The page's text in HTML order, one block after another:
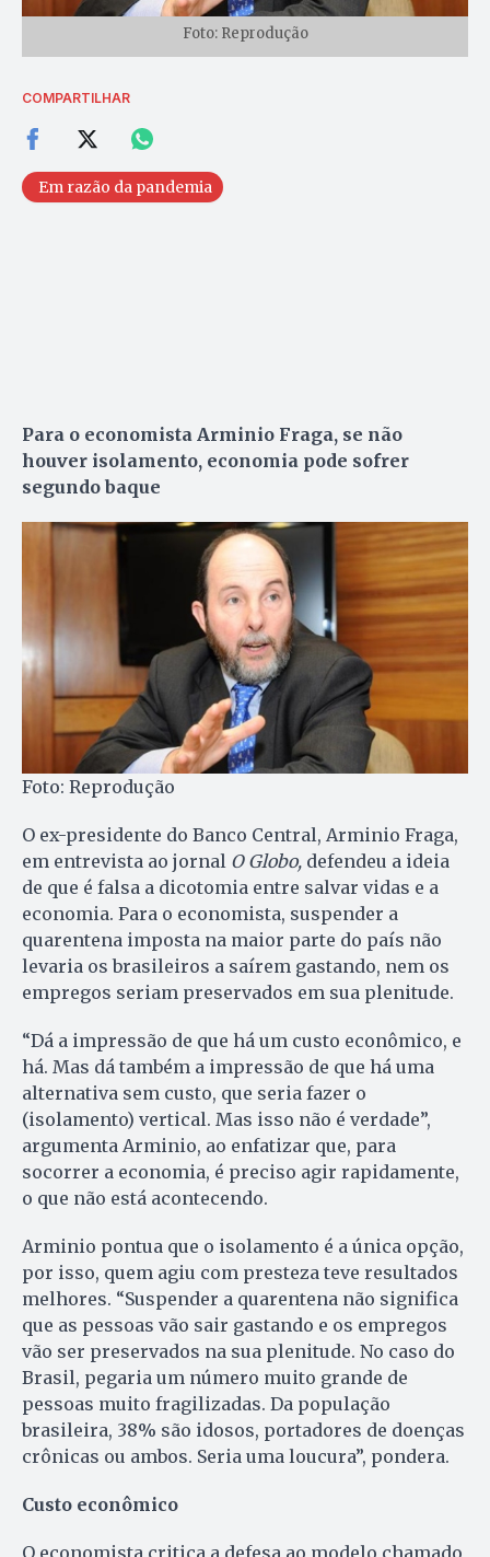
Foto: Reprodução
COMPARTILHAR
Em razão da pandemia
Para o economista Arminio Fraga, se não
houver isolamento, economia pode sofrer
segundo baque
Foto: Reprodução
O ex-presidente do Banco Central, Arminio Fraga,
em entrevista ao jornal O Globo, defendeu a ideia
de que é falsa a dicotomia entre salvar vidas e a
economia. Para o economista, suspender a
quarentena imposta na maior parte do país não
levaria os brasileiros a saírem gastando, nem os
empregos seriam preservados em sua plenitude.
“Dá a impressão de que há um custo econômico, e
há. Mas dá também a impressão de que há uma
alternativa sem custo, que seria fazer o
(isolamento) vertical. Mas isso não é verdade”,
argumenta Arminio, ao enfatizar que, para
socorrer a economia, é preciso agir rapidamente,
o que não está acontecendo.
Arminio pontua que o isolamento é a única opção,
por isso, quem agiu com presteza teve resultados
melhores. “Suspender a quarentena não significa
que as pessoas vão sair gastando e os empregos
vão ser preservados na sua plenitude. No caso do
Brasil, pegaria um número muito grande de
pessoas muito fragilizadas. Da população
brasileira, 38% são idosos, portadores de doenças
crônicas ou ambos. Seria uma loucura”, pondera.
Custo econômico